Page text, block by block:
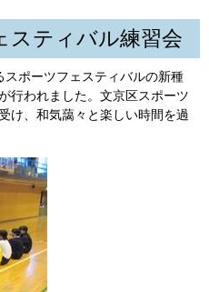
スティバル練習会
スポーツフェスティバルの新種
行われました。文京区スポーツ
け、和気藹々と楽しい時間を過